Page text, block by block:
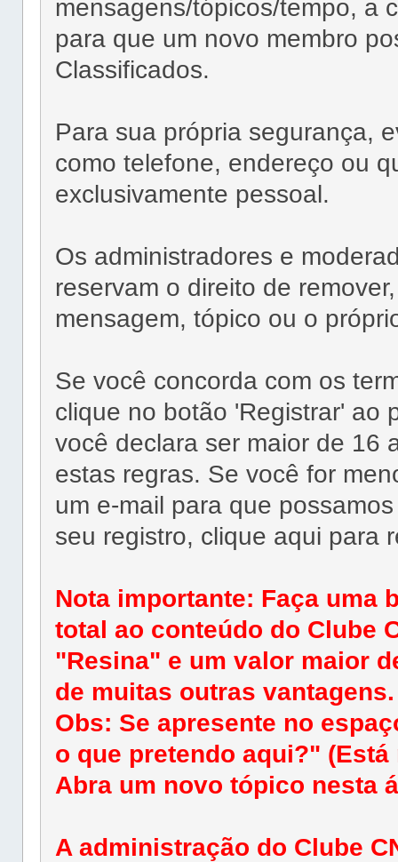
mensagens/tópicos/tempo, a
para que um novo membro
Classificados.
Para sua própria segurança,
como telefone, endereço ou
exclusivamente pessoal.
Os administradores e
reservam o direito de
mensagem, tópico ou o
Se você concorda com os
clique no botão 'Registrar' ao
você declara ser maior de 16
estas regras. Se você for
um e-mail para que
seu registro, clique aqui para
Nota importante: Faça uma
total ao conteúdo do Clube
"Resina" e um valor maior
de muitas outras vantagens.
Obs: Se apresente no
o que pretendo aqui?"
Abra um novo tópico nesta
A administração do Clube